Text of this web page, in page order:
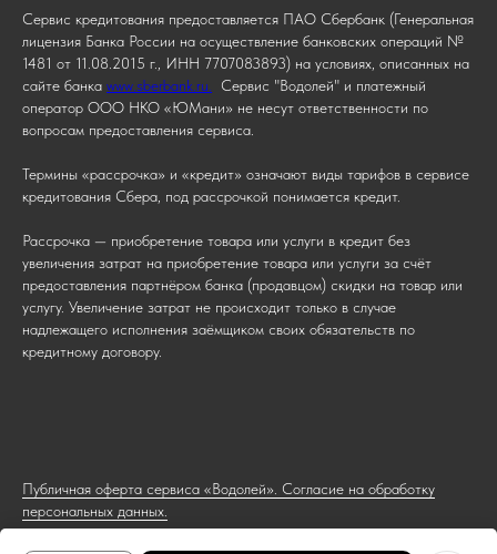
Сервис кредитования предоставляется ПАО Сбербанк (Генеральная
лицензия Банка России на осуществление банковских операций №
1481 от 11.08.2015 г., ИНН 7707083893) на условиях, описанных на
сайте банка www.sberbank.ru.
Сервис "Водолей" и платежный
оператор ООО НКО «ЮМани» не несут ответственности по
вопросам предоставления сервиса.
Термины «рассрочка» и «кредит» означают виды тарифов в сервисе
кредитования Сбера, под рассрочкой понимается кредит.
Рассрочка — приобретение товара или услуги в кредит без
увеличения затрат на приобретение товара или услуги за счёт
предоставления партнёром банка (продавцом) скидки на товар или
услугу. Увеличение затрат не происходит только в случае
надлежащего исполнения заёмщиком своих обязательств по
кредитному договору.
Публичная оферта сервиса «Водолей». Согласие на обработку
персональных данных.